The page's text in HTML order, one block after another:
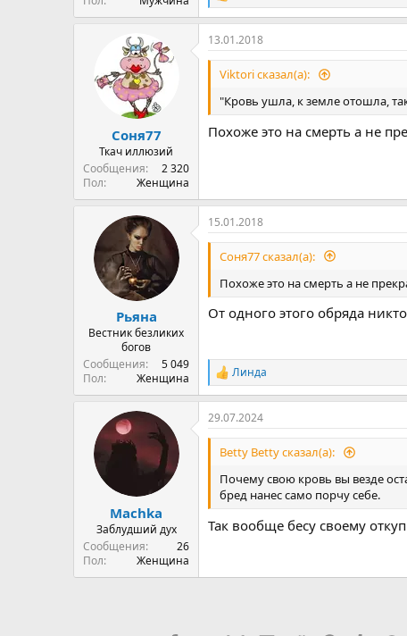
е
а
к
ц
и
Соня77
Ткач иллюзий
Сообщения
2 320
Пол
Женщина
13.01.2018
Viktori сказал(а):
"Кровь ушла, к земле отошла,
Похоже это на смерть а не
Рьяна
Вестник безликих
богов
Сообщения
5 049
Пол
Женщина
15.01.2018
Соня77 сказал(а):
Похоже это на смерть а не
От одного этого обряда
Р
е
а
к
ц
и
Линда
Machka
Заблудший дух
Сообщения
26
Пол
Женщина
29.07.2024
Betty Betty сказал(а):
Почему свою кровь вы везде
бред нанес само порчу себе.
Так вообще бесу своему